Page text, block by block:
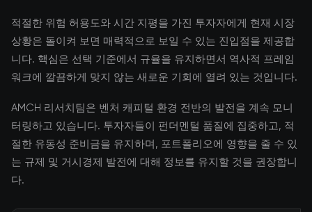
적절한 위험 허용도와 시간 지평을 가진 투자자에게 현재 시장
상황은 돌이켜 보면 매력적으로 보일 수 있는 진입점을 제공합
니다. 핵심은 선택 기준에서 규율을 유지하면서 역사적 프레임
워크에 깔끔하게 맞지 않는 새로운 기회에 열려 있는 것입니다.
AMCH 리서치팀은 벤처 캐피털 환경 전반의 발전을 계속 모니
터링하고 있습니다. 투자자들이 펀더멘털 품질에 집중하고, 적
절한 유동성 준비금을 유지하며, 포트폴리오에 영향을 줄 수 있
는 규제 및 거시경제 발전에 대해 정보를 유지할 것을 권장합니
다.